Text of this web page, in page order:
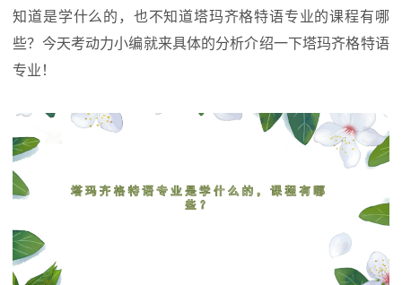
知道是学什么的，也不知道塔玛齐格特语专业的课程有哪
些？今天考动力小编就来具体的分析介绍一下塔玛齐格特语
专业！